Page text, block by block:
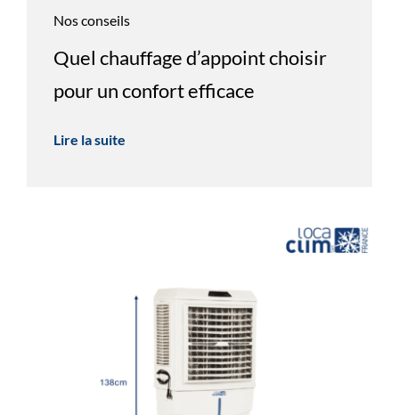
Nos conseils
Quel chauffage d’appoint choisir
pour un confort efficace
Lire la suite